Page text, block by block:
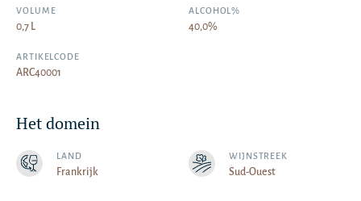
VOLUME
0,7 L
ALCOHOL%
40,0%
ARTIKELCODE
ARC40001
Het domein
LAND
Frankrijk
WIJNSTREEK
Sud-Ouest